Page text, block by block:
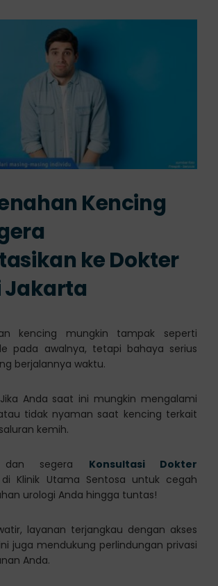
Kencing
ke Dokter
Jakarta
kencing mungkin tampak seperti
pada awalnya, tetapi bahaya serius
berjalannya waktu.
Anda saat ini mungkin mengalami
tidak nyaman saat kencing terkait
kemih.
dan segera Konsultasi Dokter
Klinik Utama Sentosa untuk cegah
urologi Anda hingga tuntas!
layanan terjangkau dengan akses
juga mendukung perlindungan privasi
Anda.